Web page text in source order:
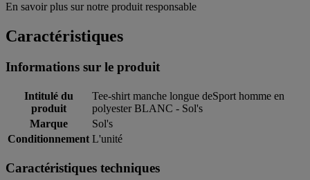
En savoir plus sur notre produit responsable
Caractéristiques
Informations sur le produit
Intitulé du
produit
Tee-shirt manche longue deSport homme en
polyester BLANC - Sol's
Marque
Sol's
Conditionnement L'unité
Caractéristiques techniques